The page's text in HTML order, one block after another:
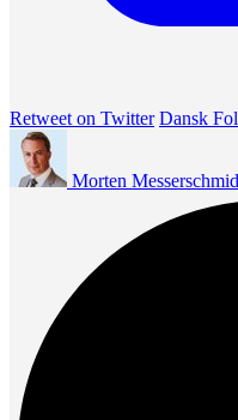
Retweet on Twitter Dansk
Morten